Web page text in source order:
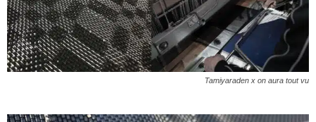
Tamiyaraden x on aura tout vu